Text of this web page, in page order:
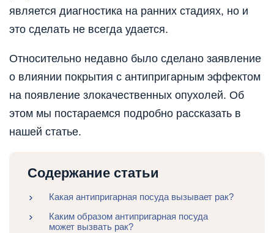
является диагностика на ранних стадиях, но и
это сделать не всегда удается.
Относительно недавно было сделано заявление
о влиянии покрытия с антипригарным эффектом
на появление злокачественных опухолей. Об
этом мы постараемся подробно рассказать в
нашей статье.
Содержание статьи
Какая антипригарная посуда вызывает рак?
Каким образом антипригарная посуда
может вызвать рак?